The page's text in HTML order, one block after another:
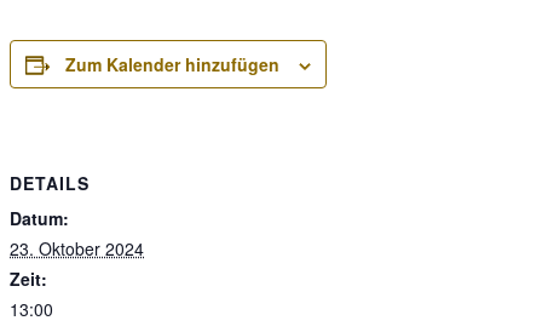
Zum Kalender hinzufügen
DETAILS
Datum:
23. Oktober 2024
Zeit:
13:00